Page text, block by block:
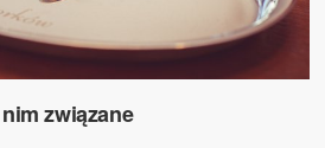
związane